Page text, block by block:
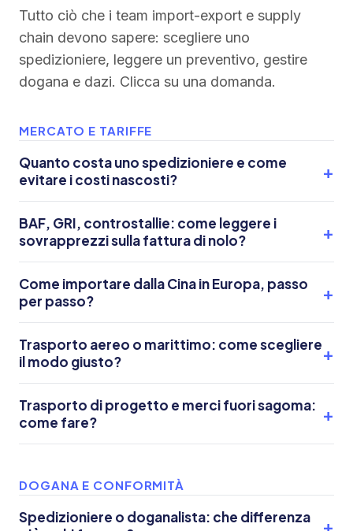
Tutto ciò che i team import-export e supply
chain devono sapere: scegliere uno
spedizioniere, leggere un preventivo, gestire
dogana e dazi. Clicca su una domanda.
MERCATO E TARIFFE
Quanto costa uno spedizioniere e come
evitare i costi nascosti?
BAF, GRI, controstallie: come leggere i
sovrapprezzi sulla fattura di nolo?
Come importare dalla Cina in Europa, passo
per passo?
Trasporto aereo o marittimo: come scegliere
il modo giusto?
Trasporto di progetto e merci fuori sagoma:
come fare?
DOGANA E CONFORMITÀ
Spedizioniere o doganalista: che differenza